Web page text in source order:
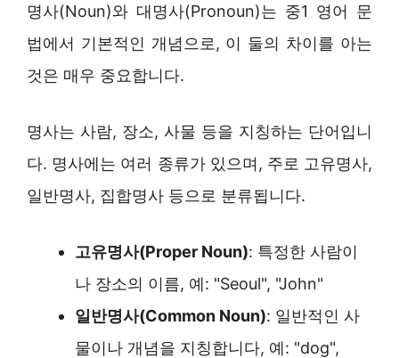
명사(Noun)와 대명사(Pronoun)는 중1 영어 문
법에서 기본적인 개념으로, 이 둘의 차이를 아는
것은 매우 중요합니다.
명사는 사람, 장소, 사물 등을 지칭하는 단어입니
다. 명사에는 여러 종류가 있으며, 주로 고유명사,
일반명사, 집합명사 등으로 분류됩니다.
고유명사(Proper Noun): 특정한 사람이
나 장소의 이름, 예: "Seoul", "John"
일반명사(Common Noun): 일반적인 사
물이나 개념을 지칭합니다, 예: "dog",